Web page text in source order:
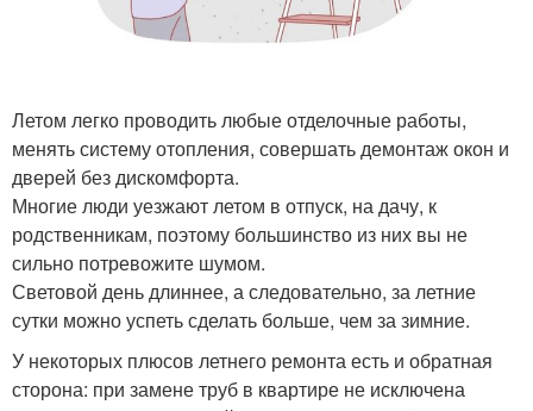
Летом легко проводить любые отделочные работы,
менять систему отопления, совершать демонтаж окон и
дверей без дискомфорта.
Многие люди уезжают летом в отпуск, на дачу, к
родственникам, поэтому большинство из них вы не
сильно потревожите шумом.
Световой день длиннее, а следовательно, за летние
сутки можно успеть сделать больше, чем за зимние.
У некоторых плюсов летнего ремонта есть и обратная
сторона: при замене труб в квартире не исключена